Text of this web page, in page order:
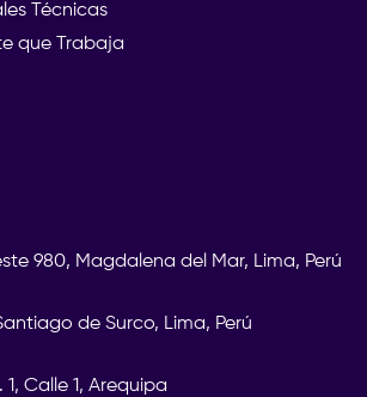
Técnicas
que Trabaja
980, Magdalena del Mar, Lima, Perú
de Surco, Lima, Perú
1, Calle 1, Arequipa